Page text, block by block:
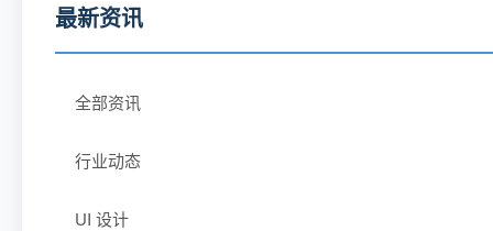
最新资讯
全部资讯
行业动态
UI 设计